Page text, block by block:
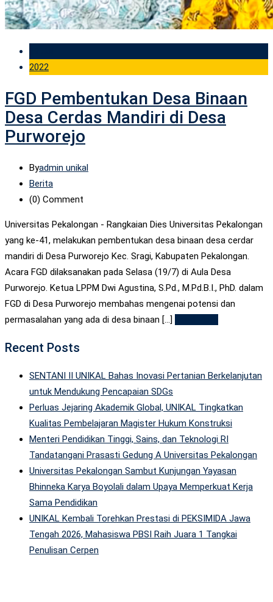
2022
FGD Pembentukan Desa Binaan
Desa Cerdas Mandiri di Desa
Purworejo
Byadmin unikal
Berita
(0) Comment
Universitas Pekalongan - Rangkaian Dies Universitas Pekalongan
yang ke-41, melakukan pembentukan desa binaan desa cerdar
mandiri di Desa Purworejo Kec. Sragi, Kabupaten Pekalongan.
Acara FGD dilaksanakan pada Selasa (19/7) di Aula Desa
Purworejo. Ketua LPPM Dwi Agustina, S.Pd., M.Pd.B.I., PhD. dalam
FGD di Desa Purworejo membahas mengenai potensi dan
permasalahan yang ada di desa binaan [...]
Recent Posts
SENTANI II UNIKAL Bahas Inovasi Pertanian Berkelanjutan
untuk Mendukung Pencapaian SDGs
Perluas Jejaring Akademik Global, UNIKAL Tingkatkan
Kualitas Pembelajaran Magister Hukum Konstruksi
Menteri Pendidikan Tinggi, Sains, dan Teknologi RI
Tandatangani Prasasti Gedung A Universitas Pekalongan
Universitas Pekalongan Sambut Kunjungan Yayasan
Bhinneka Karya Boyolali dalam Upaya Memperkuat Kerja
Sama Pendidikan
UNIKAL Kembali Torehkan Prestasi di PEKSIMIDA Jawa
Tengah 2026, Mahasiswa PBSI Raih Juara 1 Tangkai
Penulisan Cerpen